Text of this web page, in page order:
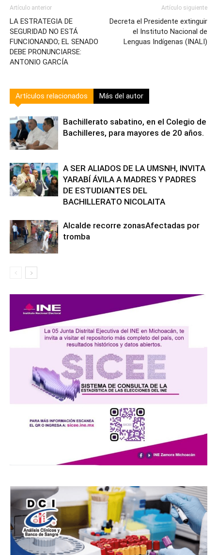
Artículo anterior
LA ESTRATEGIA DE
SEGURIDAD NO ESTÁ
FUNCIONANDO; EL SENADO
DEBE PRONUNCIARSE:
ANTONIO GARCÍA
Artículo siguiente
Decreta el Presidente extinguir
el Instituto Nacional de
Lenguas Indígenas (INALI)
Artículos relacionados Más del autor
Bachillerato sabatino, en el Colegio de
Bachilleres, para mayores de 20 años.
A SER ALIADOS DE LA UMSNH, INVITA
YARABÍ ÁVILA A MADRES Y PADRES
DE ESTUDIANTES DEL
BACHILLERATO NICOLAITA
Alcalde recorre zonasAfectadas por
tromba